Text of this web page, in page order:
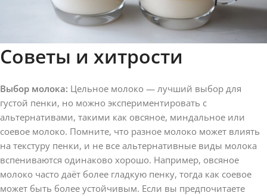
Советы и хитрости
Выбор молока: Цельное молоко — лучший выбор для
густой пенки, но можно экспериментировать с
альтернативами, такими как овсяное, миндальное или
соевое молоко. Помните, что разное молоко может влиять
на текстуру пенки, и не все альтернативные виды молока
вспениваются одинаково хорошо. Например, овсяное
молоко часто даёт более гладкую пенку, тогда как соевое
может быть более устойчивым. Если вы предпочитаете